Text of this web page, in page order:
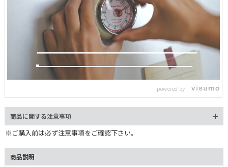
n
t
a
1
.
0
0
powered by
商品に関する注意事項
※ご購入前は必ず注意事項をご確認下さい。
商品説明